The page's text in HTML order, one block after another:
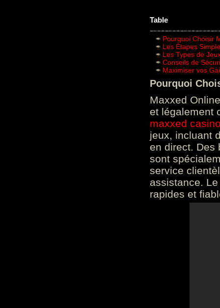
Table
Pourquoi Choisir
Les Étapes
Les Types de
Conseils de
Maximiser vos
Pourquoi
Maxxed
et légalement
maxxed
jeux, incluant
en direct. Des
sont
service
assistance.
rapides et